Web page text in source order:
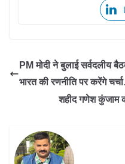
PM मोदी ने बुलाई सर्वदलीय
भारत की रणनीति पर करेंगे
शहीद गणेश कुंजाम